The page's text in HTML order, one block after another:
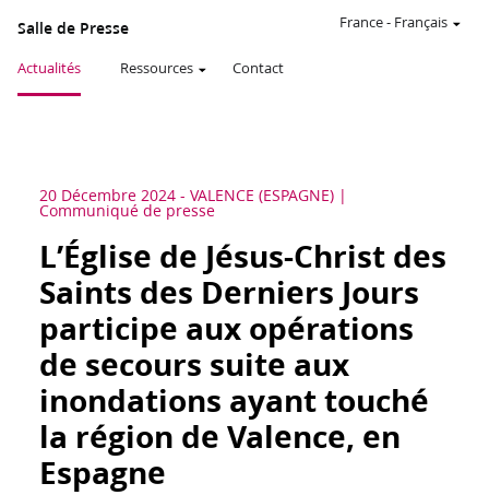
Salle de Presse
Actualités Ressources Contact
France- Français
20 Décembre 2024 - VALENCE (ESPAGNE)
Communiqué de presse
L’Église de Jésus-Christ des
Saints des Derniers Jours
participe aux opérations
de secours suite aux
inondations ayant touché
la région de Valence, en
Espagne